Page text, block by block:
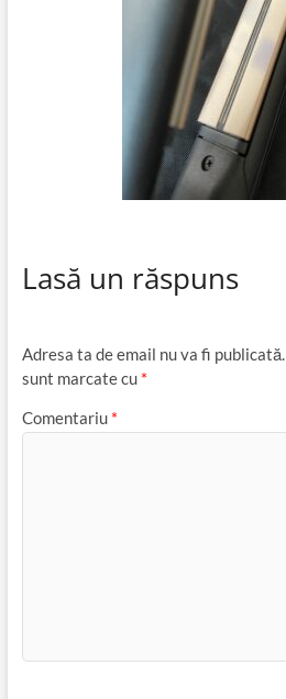
Lasă un răspuns
Adresa ta de email nu va fi publicată.
sunt marcate cu *
Comentariu *